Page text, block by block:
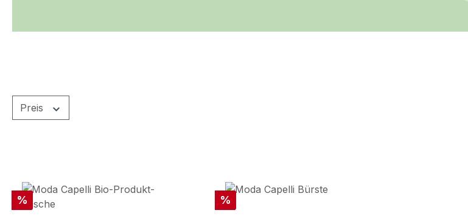
Preis
Rabatt
% Rabatt
%